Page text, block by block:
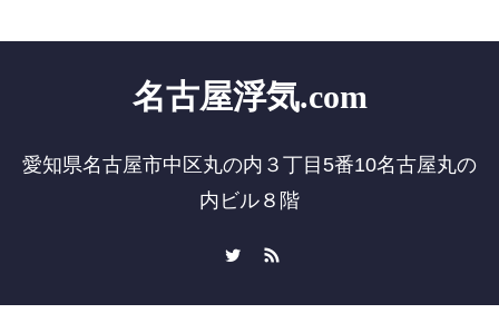
名古屋浮気.com
愛知県名古屋市中区丸の内３丁目5番10名古屋丸の
内ビル８階